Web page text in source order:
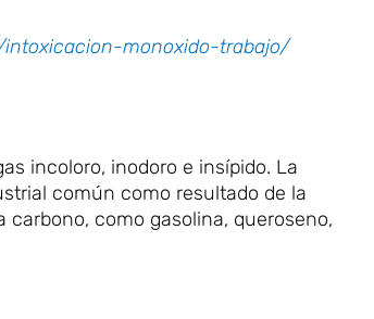
monoxido-trabajo/
incoloro, inodoro e insípido. La
común como resultado de la
como gasolina, queroseno,